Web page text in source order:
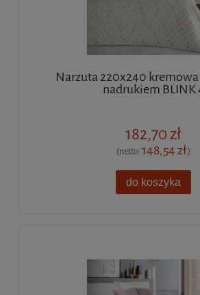
Narzuta 220x240 kremowa
nadrukiem BLINK
182,70 zł
(netto:148,54 zł)
do koszyka